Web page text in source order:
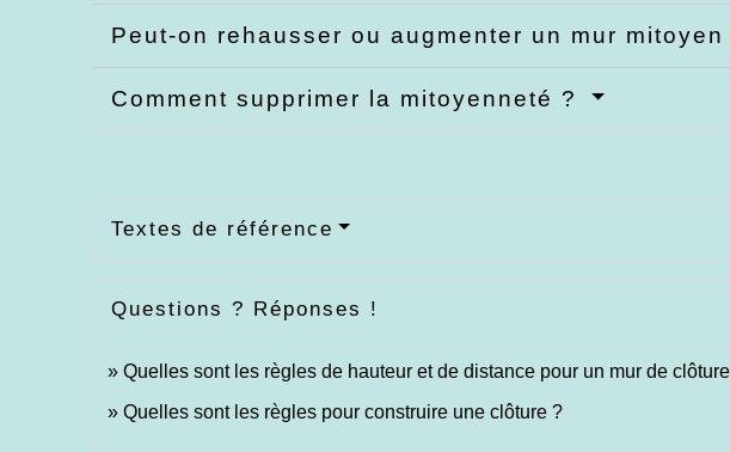
Peut-on rehausser ou augmenter un mur
Comment supprimer la mitoyenneté ?
Textes de référence
Questions ? Réponses !
Quelles sont les règles de hauteur et de distance pour un mur de
Quelles sont les règles pour construire une clôture ?